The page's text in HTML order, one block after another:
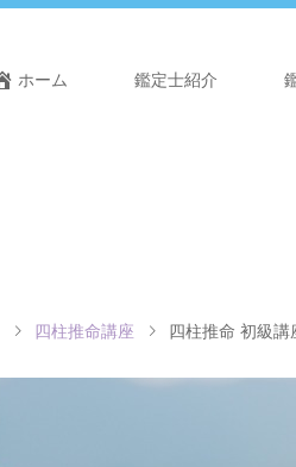
ホーム 鑑定士紹介
四柱推命講座 四柱推命 初級講